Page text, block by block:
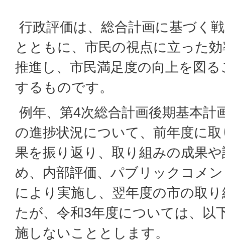
行政評価は、総合計画に基づく
とともに、市民の視点に立った
推進し、市民満足度の向上を図
するものです。
例年、第4次総合計画後期基本計
の進捗状況について、前年度に
果を振り返り、取り組みの成果
め、内部評価、パブリックコメ
により実施し、翌年度の市の取
たが、令和3年度については、以
施しないこととします。